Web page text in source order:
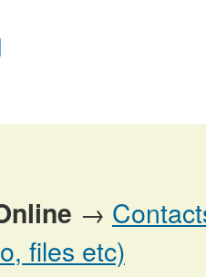
→
files etc)